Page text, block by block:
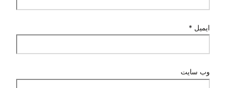
ایمیل *
وب‌ سایت